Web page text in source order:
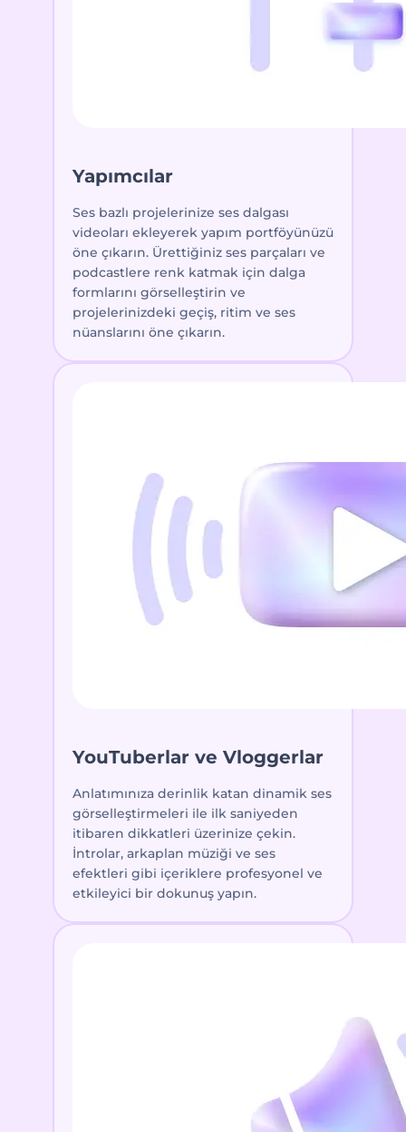
Yapımcılar
Ses bazlı projelerinize ses dalgası
videoları ekleyerek yapım portföyünüzü
öne çıkarın. Ürettiğiniz ses parçaları ve
podcastlere renk katmak için dalga
formlarını görselleştirin ve
projelerinizdeki geçiş, ritim ve ses
nüanslarını öne çıkarın.
YouTuberlar ve Vloggerlar
Anlatımınıza derinlik katan dinamik ses
görselleştirmeleri ile ilk saniyeden
itibaren dikkatleri üzerinize çekin.
İntrolar, arkaplan müziği ve ses
efektleri gibi içeriklere profesyonel ve
etkileyici bir dokunuş yapın.